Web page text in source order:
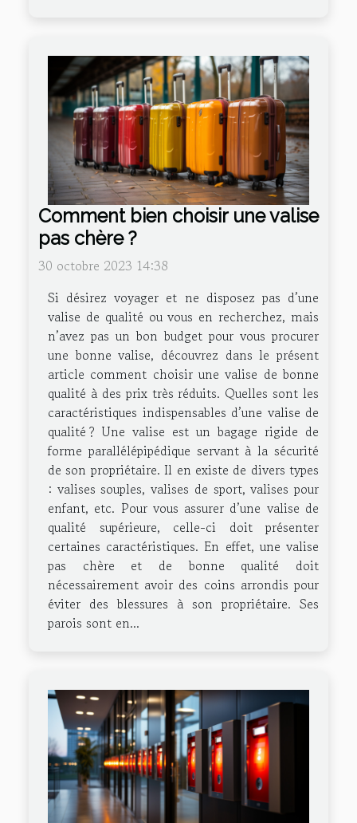
Comment bien choisir une valise
pas chère ?
30 octobre 2023 14:38
Si désirez voyager et ne disposez pas d’une
valise de qualité ou vous en recherchez, mais
n’avez pas un bon budget pour vous procurer
une bonne valise, découvrez dans le présent
article comment choisir une valise de bonne
qualité à des prix très réduits. Quelles sont les
caractéristiques indispensables d’une valise de
qualité ? Une valise est un bagage rigide de
forme parallélépipédique servant à la sécurité
de son propriétaire. Il en existe de divers types
: valises souples, valises de sport, valises pour
enfant, etc. Pour vous assurer d’une valise de
qualité supérieure, celle-ci doit présenter
certaines caractéristiques. En effet, une valise
pas chère et de bonne qualité doit
nécessairement avoir des coins arrondis pour
éviter des blessures à son propriétaire. Ses
parois sont en...